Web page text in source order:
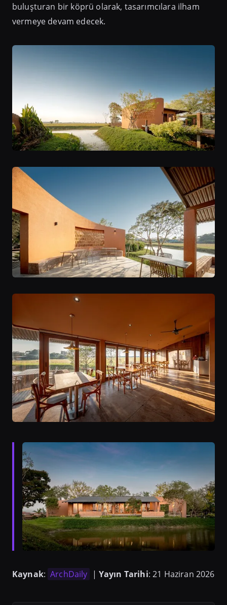
buluşturan bir köprü olarak, tasarımcılara ilham
vermeye devam edecek.
Kaynak: ArchDaily | Yayın Tarihi: 21 Haziran 2026